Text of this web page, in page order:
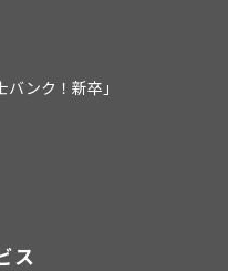
ンク！新卒」
ス